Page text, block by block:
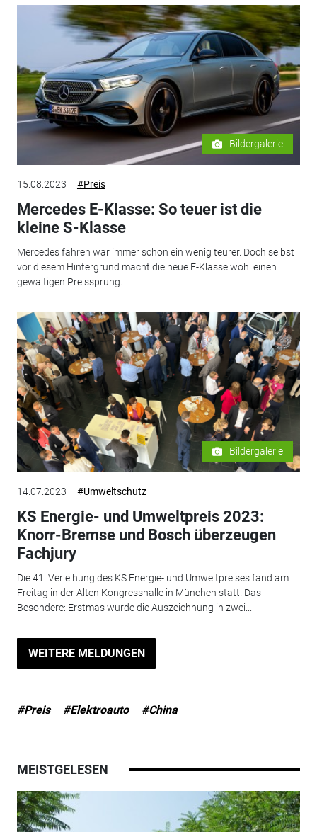
Bildergalerie
15.08.2023 #Preis
Mercedes E-Klasse: So teuer ist die
kleine S-Klasse
Mercedes fahren war immer schon ein wenig teurer. Doch selbst
vor diesem Hintergrund macht die neue E-Klasse wohl einen
gewaltigen Preissprung.
Bildergalerie
14.07.2023 #Umweltschutz
KS Energie- und Umweltpreis 2023:
Knorr-Bremse und Bosch überzeugen
Fachjury
Die 41. Verleihung des KS Energie- und Umweltpreises fand am
Freitag in der Alten Kongresshalle in München statt. Das
Besondere: Erstmas wurde die Auszeichnung in zwei...
WEITERE MELDUNGEN
#Preis #Elektroauto #China
MEISTGELESEN